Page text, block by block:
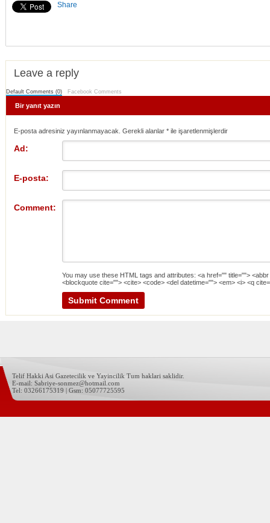
Share
Leave a reply
Default Comments (0) Facebook Comments
Bir yanıt yazın
E-posta adresiniz yayınlanmayacak. Gerekli alanlar * ile işaretlenmişlerdir
Ad:
E-posta:
Comment:
You may use these HTML tags and attributes: <a href="" title="">
<blockquote cite=""> <cite> <code> <del datetime=""> <em> <i> <q
Telif Hakki Asi Gazetecilik ve Yayincilik Tum haklari saklidir.
E-mail: Sabriye-sonmez@hotmail.com
Tel: 03266175319 | Gsm: 05077725595